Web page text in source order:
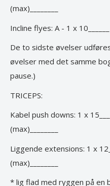
(max)________
Incline flyes: A - 1 x
De to sidste øvelser
øvelser med det samme
pause.)
TRICEPS:
Kabel push downs: 1 x
(max)________
Liggende extensions: 1 x
(max)________
* lig flad med ryggen på